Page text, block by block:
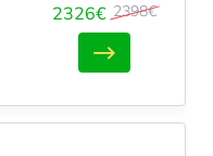
2326€ 2398€